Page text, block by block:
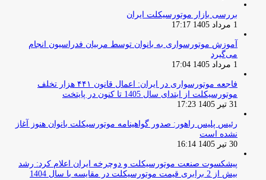
بررسی بازار موتورسیکلت ایران
1 مرداد 1405 17:17
آموزش موتورسواری به بانوان توسط مربیان فدراسیون انجام
می‌گیرد
1 مرداد 1405 17:04
فاجعه موتورسواری در ایران: اعمال قانون ۴۴۱ هزار تخلف
موتورسیکلت از ابتدای سال 1405 تا کنون در پایتخت
31 تیر 1405 17:23
رئیس پلیس راهور: صدور گواهینامه موتورسیکلت بانوان هنوز آغاز
نشده است
30 تیر 1405 16:14
پیشکسوت صنعت موتورسیکلت و دوچرخه ایران اعلام کرد: رشد
بیش از 2 برابری قیمت موتورسیکلت در مقایسه با سال 1404